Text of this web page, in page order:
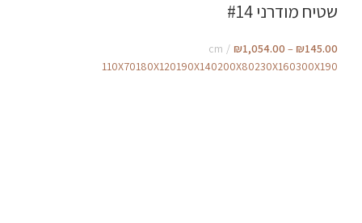
שטיח מודרני #14
₪145.00
–
₪1,054.00
cm
110X70180X120190X140200X80230X160300X190